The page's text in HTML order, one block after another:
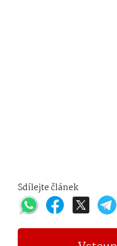
Sdílejte článek